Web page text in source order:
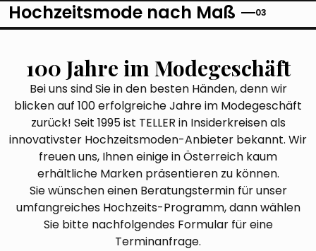
Hochzeitsmode nach Maß 03
100 Jahre im Modegeschäft
Bei uns sind Sie in den besten Händen, denn wir
blicken auf 100 erfolgreiche Jahre im Modegeschäft
zurück! Seit 1995 ist TELLER in Insiderkreisen als
innovativster Hochzeitsmoden-Anbieter bekannt. Wir
freuen uns, Ihnen einige in Österreich kaum
erhältliche Marken präsentieren zu können.
Sie wünschen einen Beratungstermin für unser
umfangreiches Hochzeits-Programm, dann wählen
Sie bitte nachfolgendes Formular für eine
Terminanfrage.